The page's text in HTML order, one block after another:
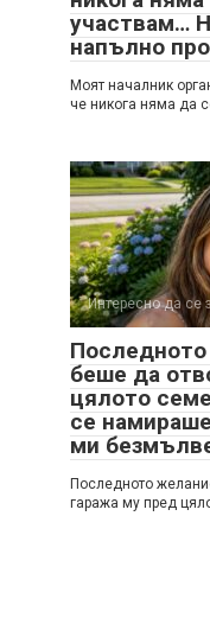
участвам…
напълно
Моят началник
че никога няма да
Интересно да се
беше да
цялото
се
ми
Последното
гаража му пред